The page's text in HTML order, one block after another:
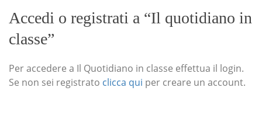
Accedi o registrati a “Il quotidiano in
classe”
Per accedere a Il Quotidiano in classe effettua il login.
Se non sei registrato clicca qui per creare un account.